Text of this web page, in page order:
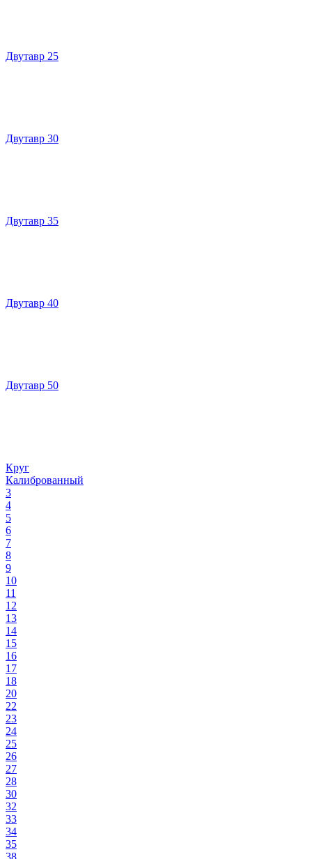
Двутавр 25
Двутавр 30
Двутавр 35
Двутавр 40
Двутавр 50
Круг
Калиброванный
3
4
5
6
7
8
9
10
11
12
13
14
15
16
17
18
20
22
23
24
25
26
27
28
30
32
33
34
35
38